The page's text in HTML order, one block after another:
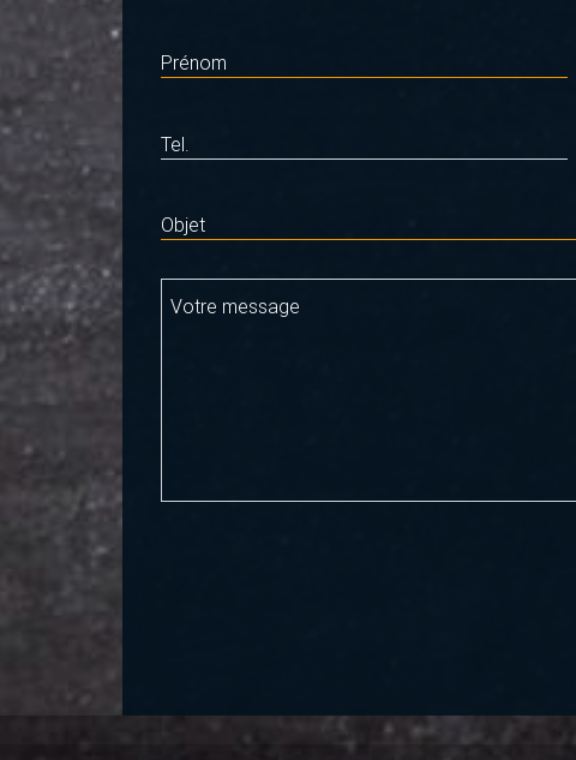
Prénom
Tel.
Objet
Votre message